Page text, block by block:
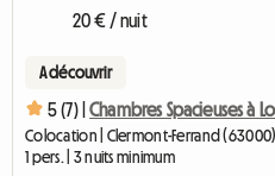
20 € / nuit
A découvrir
5 (7) | Chambres Spacieuses à
Colocation | Clermont-Ferrand (63000)
1 pers. | 3 nuits minimum